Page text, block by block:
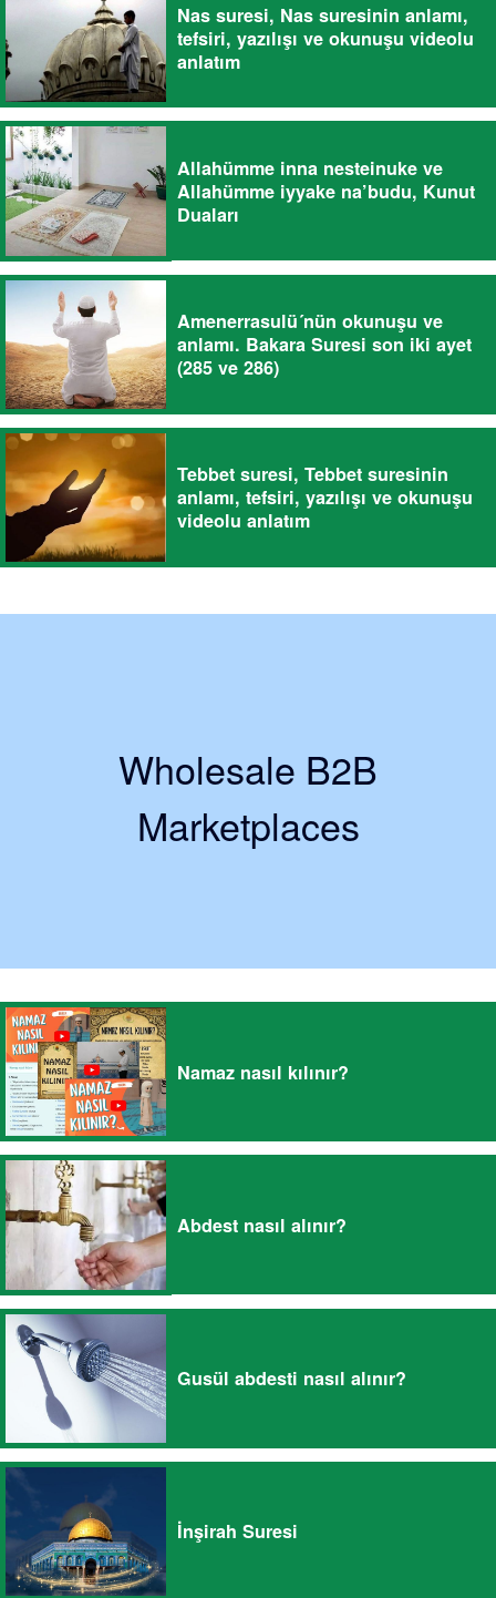
Nas suresi, Nas suresinin anlamı,
tefsiri, yazılışı ve okunuşu videolu
anlatım
Allahümme inna nesteinuke ve
Allahümme iyyake na’budu, Kunut
Duaları
Amenerrasulü´nün okunuşu ve
anlamı. Bakara Suresi son iki ayet
(285 ve 286)
Tebbet suresi, Tebbet suresinin
anlamı, tefsiri, yazılışı ve okunuşu
videolu anlatım
Wholesale B2B
Marketplaces
Namaz nasıl kılınır?
Abdest nasıl alınır?
Gusül abdesti nasıl alınır?
İnşirah Suresi